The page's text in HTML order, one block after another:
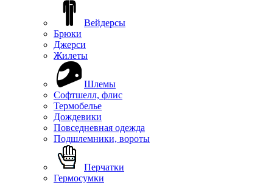
Вейдерсы
Брюки
Джерси
Жилеты
Шлемы
Софтшелл, флис
Термобелье
Дождевики
Повседневная одежда
Подшлемники, вороты
Перчатки
Гермосумки